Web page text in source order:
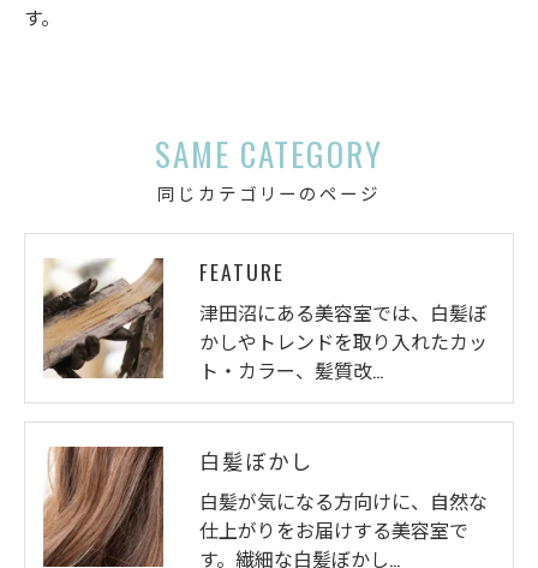
す。
同じカテゴリーのページ
SAME CATEGORY
FEATURE
津田沼にある美容室では、白髪ぼ
かしやトレンドを取り入れたカッ
ト・カラー、髪質改…
白髪ぼかし
白髪が気になる方向けに、自然な
仕上がりをお届けする美容室で
す。繊細な白髪ぼかし…